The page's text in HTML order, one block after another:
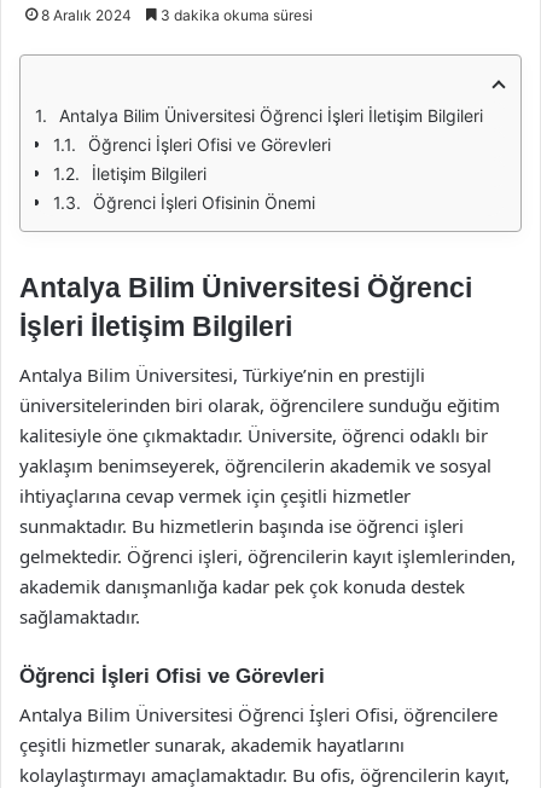
8 Aralık 2024 3 dakika okuma süresi
Antalya Bilim Üniversitesi Öğrenci İşleri İletişim Bilgileri
Öğrenci İşleri Ofisi ve Görevleri
İletişim Bilgileri
Öğrenci İşleri Ofisinin Önemi
Antalya Bilim Üniversitesi Öğrenci
İşleri İletişim Bilgileri
Antalya Bilim Üniversitesi, Türkiye’nin en prestijli
üniversitelerinden biri olarak, öğrencilere sunduğu eğitim
kalitesiyle öne çıkmaktadır. Üniversite, öğrenci odaklı bir
yaklaşım benimseyerek, öğrencilerin akademik ve sosyal
ihtiyaçlarına cevap vermek için çeşitli hizmetler
sunmaktadır. Bu hizmetlerin başında ise öğrenci işleri
gelmektedir. Öğrenci işleri, öğrencilerin kayıt işlemlerinden,
akademik danışmanlığa kadar pek çok konuda destek
sağlamaktadır.
Öğrenci İşleri Ofisi ve Görevleri
Antalya Bilim Üniversitesi Öğrenci İşleri Ofisi, öğrencilere
çeşitli hizmetler sunarak, akademik hayatlarını
kolaylaştırmayı amaçlamaktadır. Bu ofis, öğrencilerin kayıt,